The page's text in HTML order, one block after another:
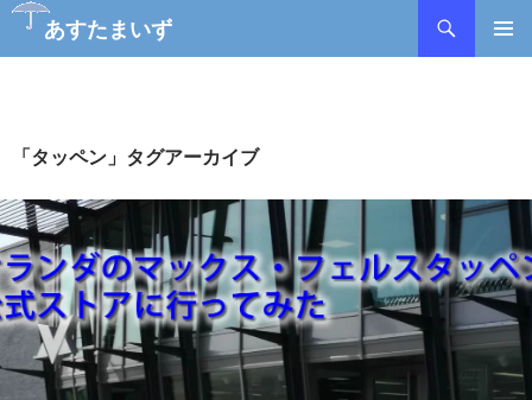
あすたまいず
検
ツ
ス
キ
ッ
プ
「タッペン」タグアーカイブ